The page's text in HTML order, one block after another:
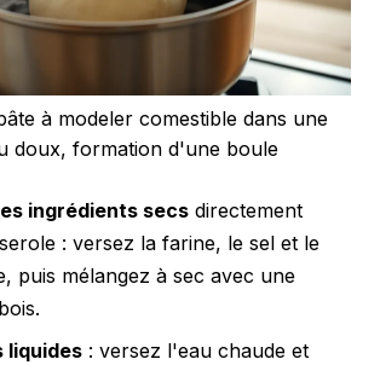
à modeler comestible dans une
doux, formation d'une boule
ingrédients secs directement
: versez la farine, le sel et le
puis mélangez à sec avec une
liquides : versez l'eau chaude et